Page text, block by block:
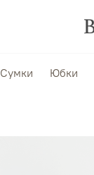
Сумки Юбки